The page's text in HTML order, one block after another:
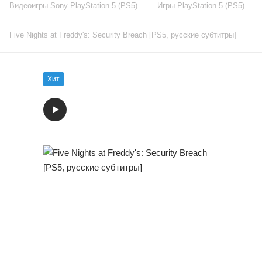
Видеоигры Sony PlayStation 5 (PS5) — Игры PlayStation 5 (PS5)
—
Five Nights at Freddy's: Security Breach [PS5, русские субтитры]
Хит